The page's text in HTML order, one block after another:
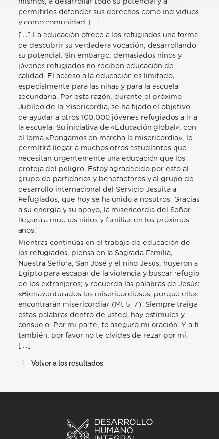
mismos, a desarrollar todo su potencial y a
permitirles defender sus derechos como individuos
y como comunidad. […]
[….] La educación ofrece a los refugiados una forma
de descubrir su verdadera vocación, desarrollando
su potencial. Sin embargo, demasiados niños y
jóvenes refugiados no reciben educación de
calidad. El acceso a la educación es limitado,
especialmente para las niñas y para la escuela
secundaria. Por esta razón, durante el próximo
Jubileo de la Misericordia, se ha fijado el objetivo
de ayudar a otros 100,000 jóvenes refugiados a ir a
la escuela. Su iniciativa de «Educación global», con
el lema «Pongamos en marcha la misericordia», le
permitirá llegar a muchos otros estudiantes que
necesitan urgentemente una educación que los
proteja del peligro. Estoy agradecido por esto al
grupo de partidarios y benefactores y al grupo de
desarrollo internacional del Servicio Jesuita a
Refugiados, que hoy se ha unido a nosotros. Gracias
a su energía y su apoyo, la misericordia del Señor
llegará a muchos niños y familias en los próximos
años.
Mientras continúas en el trabajo de educación de
los refugiados, piensa en la Sagrada Familia,
Nuestra Señora, San José y el niño Jesús, huyeron a
Egipto para escapar de la violencia y buscar refugio
de los extranjeros; y recuerda las palabras de Jesús:
«Bienaventurados los misericordiosos, porque ellos
encontrarán misericordia» (Mt 5, 7). Siempre traiga
estas palabras dentro de usted, hay estímulos y
consuelo. Por mi parte, te aseguro mi oración. Y a ti
también, por favor no te olvides de rezar por mí.
[….]
Volver a los resultados